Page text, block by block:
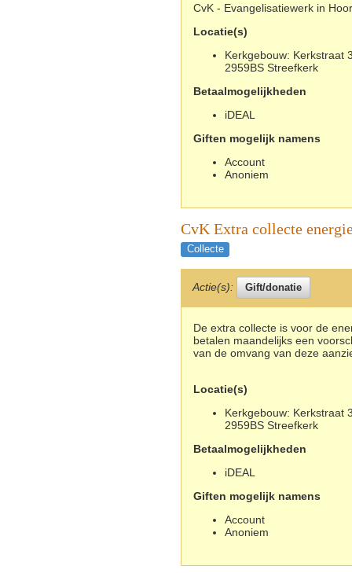
CvK - Evangelisatiewerk in
Locatie(s)
Kerkgebouw: Kerkstraat
2959BS Streefkerk
Betaalmogelijkheden
iDEAL
Giften mogelijk namens
Account
Anoniem
CvK Extra collecte
Collecte
Actie(s):
De extra collecte is voor de
betalen maandelijks een
van de omvang van deze
Locatie(s)
Kerkgebouw: Kerkstraat
2959BS Streefkerk
Betaalmogelijkheden
iDEAL
Giften mogelijk namens
Account
Anoniem